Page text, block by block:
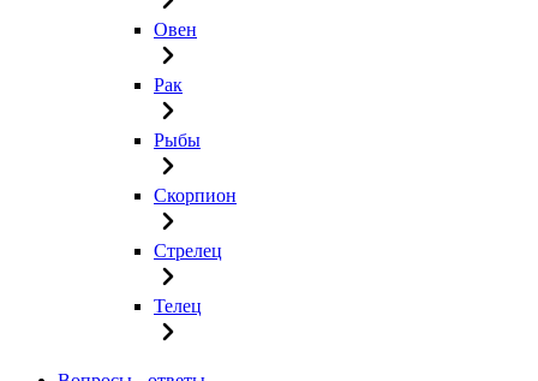
Овен
Рак
Рыбы
Скорпион
Стрелец
Телец